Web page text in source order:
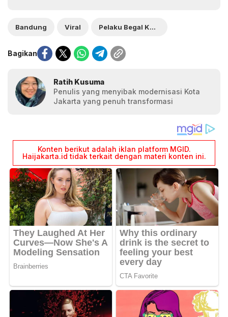
Bandung Viral Pelaku Begal Kurir Paket
Bagikan
Ratih Kusuma
Penulis yang menyibak modernisasi Kota
Jakarta yang penuh transformasi